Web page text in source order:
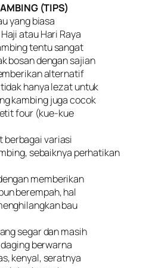
(TIPS)
yang biasa
atau Hari Raya
tentu sangat
bosan dengan sajian
alternatif
hanya lezat untuk
kambing juga cocok
four (kue-kue
berbagai variasi
sebaiknya perhatikan
memberikan
berempah, hal
bau
segar dan masih
berwarna
kenyal, seratnya